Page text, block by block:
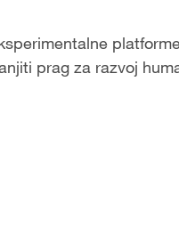
prag za razvoj